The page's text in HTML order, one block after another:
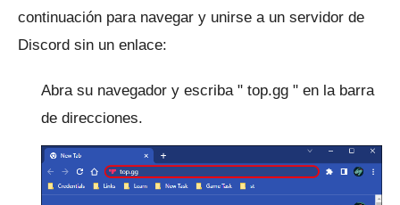
continuación para navegar y unirse a un servidor de
Discord sin un enlace:
Abra su navegador y escriba " top.gg " en la barra
de direcciones.